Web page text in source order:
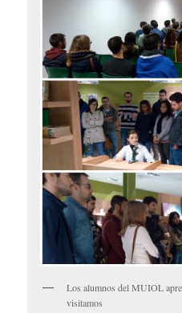
Los alumnos del MUIOL
visitamos